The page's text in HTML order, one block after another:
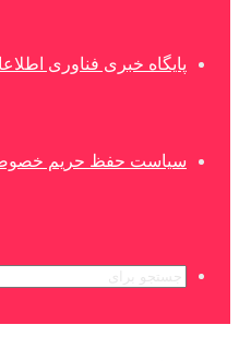
پایگاه خبری فناوری
سیاست حفظ حریم